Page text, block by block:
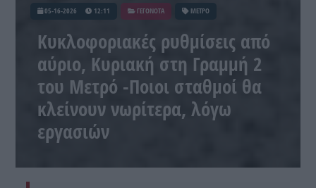
05-16-2026 12:11 ΓΕΓΟΝΟΤΑ ΜΕΤΡΟ
Κυκλοφοριακές ρυθμίσεις από
αύριο, Κυριακή στη Γραμμή 2
του Μετρό -Ποιοι σταθμοί θα
κλείνουν νωρίτερα, λόγω
εργασιών